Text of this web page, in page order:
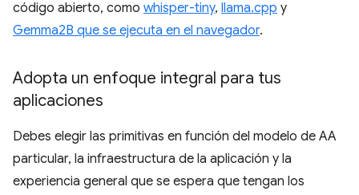
código abierto, como whisper-tiny, llama.cpp y
Gemma2B que se ejecuta en el navegador.
Adopta un enfoque integral para tus
aplicaciones
Debes elegir las primitivas en función del modelo de AA
particular, la infraestructura de la aplicación y la
experiencia general que se espera que tengan los